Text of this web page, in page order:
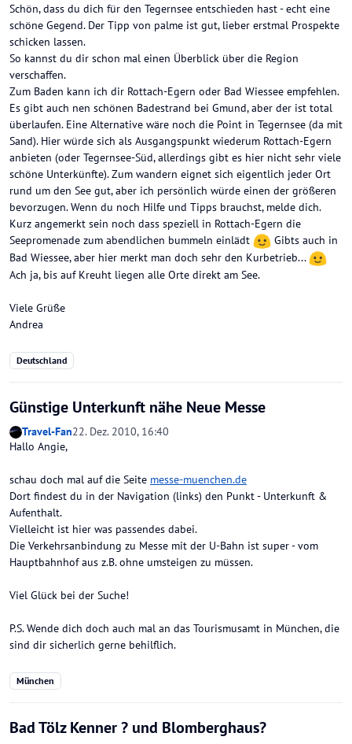
Schön, dass du dich für den Tegernsee entschieden hast - echt eine
schöne Gegend. Der Tipp von palme ist gut, lieber erstmal Prospekte
schicken lassen.
So kannst du dir schon mal einen Überblick über die Region
verschaffen.
Zum Baden kann ich dir Rottach-Egern oder Bad Wiessee empfehlen.
Es gibt auch nen schönen Badestrand bei Gmund, aber der ist total
überlaufen. Eine Alternative wäre noch die Point in Tegernsee (da mit
Sand). Hier würde sich als Ausgangspunkt wiederum Rottach-Egern
anbieten (oder Tegernsee-Süd, allerdings gibt es hier nicht sehr viele
schöne Unterkünfte). Zum wandern eignet sich eigentlich jeder Ort
rund um den See gut, aber ich persönlich würde einen der größeren
bevorzugen. Wenn du noch Hilfe und Tipps brauchst, melde dich.
Kurz angemerkt sein noch dass speziell in Rottach-Egern die
Seepromenade zum abendlichen bummeln einlädt
Gibts auch in
Bad Wiessee, aber hier merkt man doch sehr den Kurbetrieb...
Ach ja, bis auf Kreuht liegen alle Orte direkt am See.
Viele Grüße
Andrea
Deutschland
Günstige Unterkunft nähe Neue Messe
Travel-Fan22. Dez. 2010, 16:40
Hallo Angie,
schau doch mal auf die Seite messe-muenchen.de
Dort findest du in der Navigation (links) den Punkt - Unterkunft &
Aufenthalt.
Vielleicht ist hier was passendes dabei.
Die Verkehrsanbindung zu Messe mit der U-Bahn ist super - vom
Hauptbahnhof aus z.B. ohne umsteigen zu müssen.
Viel Glück bei der Suche!
P.S. Wende dich doch auch mal an das Tourismusamt in München, die
sind dir sicherlich gerne behilflich.
München
Bad Tölz Kenner ? und Blomberghaus?